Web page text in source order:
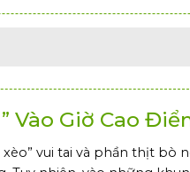
Vào Giờ Cao
vui tai và phần thịt bò